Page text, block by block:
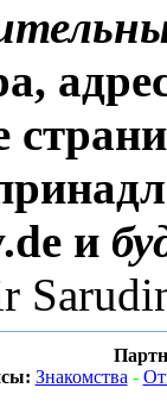
и
Знакомства -